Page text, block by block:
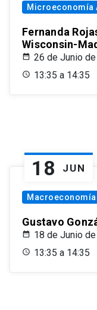
Microeconomía
Fernanda
Wisconsin-
26 de Junio
13:35 a 14:35
18 JUN
Macroeconomía
Gustavo
18 de Junio
13:35 a 14:35